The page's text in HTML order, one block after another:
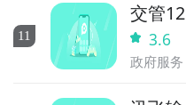
11
交管
3.6
政府服务